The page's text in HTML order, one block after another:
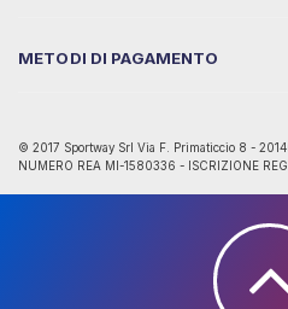
METODI DI PAGAMENTO
© 2017 Sportway Srl Via F. Primaticcio 8 -
NUMERO REA MI-1580336 - ISCRIZIONE